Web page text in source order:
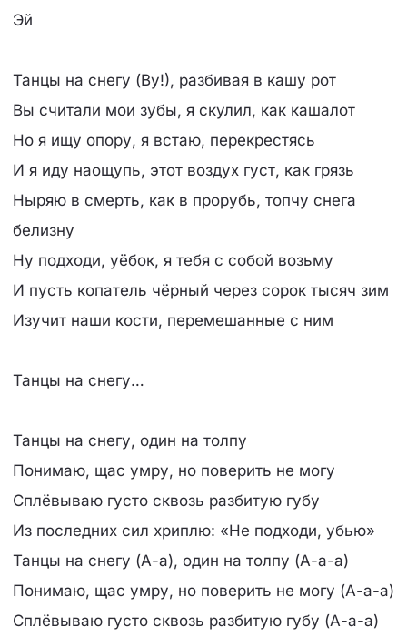
Эй
Танцы на снегу (Ву!), разбивая в кашу рот
Вы считали мои зубы, я скулил, как кашалот
Но я ищу опору, я встаю, перекрестясь
И я иду наощупь, этот воздух густ, как грязь
Ныряю в смерть, как в прорубь, топчу снега
белизну
Ну подходи, уёбок, я тебя с собой возьму
И пусть копатель чёрный через сорок тысяч зим
Изучит наши кости, перемешанные с ним
Танцы на снегу…
Танцы на снегу, один на толпу
Понимаю, щас умру, но поверить не могу
Сплёвываю густо сквозь разбитую губу
Из последних сил хриплю: «Не подходи, убью»
Танцы на снегу (А-а), один на толпу (А-а-а)
Понимаю, щас умру, но поверить не могу (А-а-а)
Сплёвываю густо сквозь разбитую губу (А-а-а)